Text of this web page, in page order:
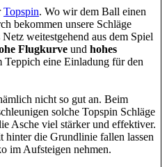
Topspin. Wo wir dem Ball einen
bekommen unsere Schläge
weitestgehend aus dem Spiel
Flugkurve und hohes
Teppich eine Einladung für den
nicht so gut an. Beim
solche Topspin Schläge
Asche viel stärker und effektiver.
hinter die Grundlinie fallen lassen
im Aufsteigen nehmen.